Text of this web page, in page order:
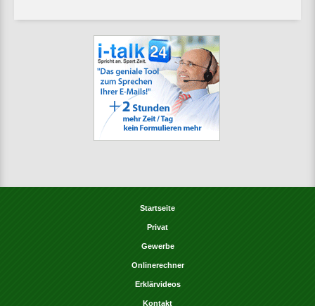
Startseite
Privat
Gewerbe
Onlinerechner
Erklärvideos
Kontakt